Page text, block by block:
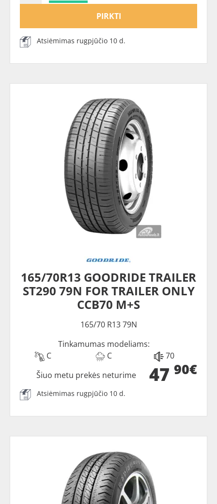
PIRKTI
Atsiėmimas rugpjūčio 10 d.
165/70R13 GOODRIDE TRAILER
ST290 79N FOR TRAILER ONLY
CCB70 M+S
165/70 R13 79N
Tinkamumas modeliams:
C
C 70
47 90€
Šiuo metu prekės neturime
Atsiėmimas rugpjūčio 10 d.